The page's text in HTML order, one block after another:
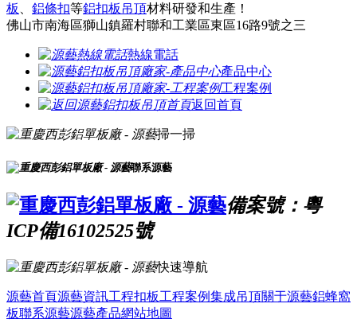
板
鋁條扣等鋁扣板吊頂材料研發和生產！
佛山市南海區獅山鎮羅村聯和工業區東區16路9號之三
熱線電話
產品中心
工程案例
返回首頁
掃一掃
聯系源藝
備案號：粵
ICP備16102525號
快速導航
源藝首頁源藝資訊工程扣板工程案例集成吊頂關于源藝鋁蜂窩
板聯系源藝源藝產品網站地圖